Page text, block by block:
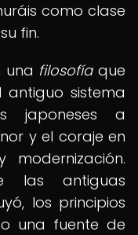
como clase
fin.
una filosofíaque
sistema
japoneses a
y el coraje en
las antiguas
los principios
una fuente de